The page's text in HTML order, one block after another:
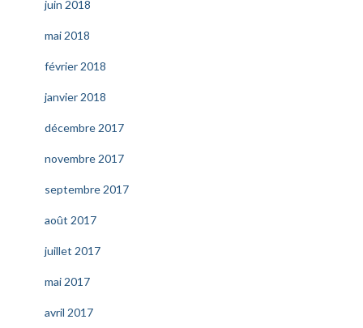
juin 2018
mai 2018
février 2018
janvier 2018
décembre 2017
novembre 2017
septembre 2017
août 2017
juillet 2017
mai 2017
avril 2017